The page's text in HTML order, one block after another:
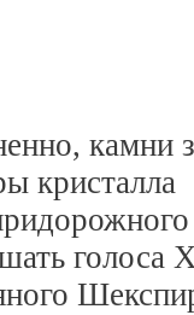
камни
кристалла
голоса